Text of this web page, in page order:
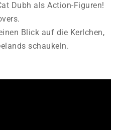
Dubh als Action-Figuren!
Blick auf die Kerlchen,
schaukeln.